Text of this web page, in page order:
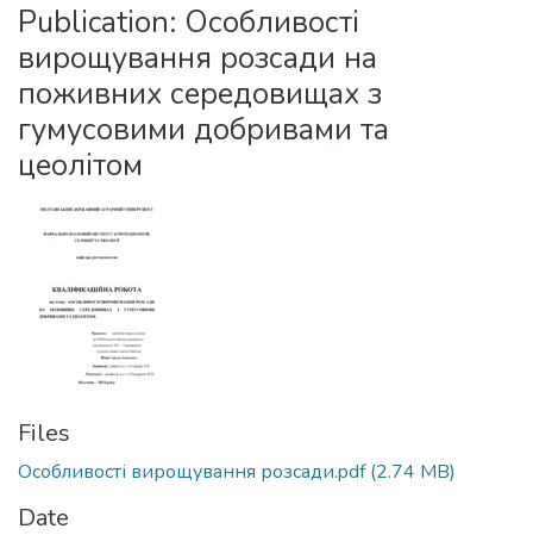
Statistics
Publication: Особливості
вирощування розсади на
поживних середовищах з
гумусовими добривами та
цеолітом
Files
Особливості вирощування розсади.pdf(2.74 MB)
Date